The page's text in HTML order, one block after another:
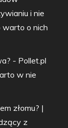
i nie
warto o nich
- Pollet.pl
w nie
złomu? |
z